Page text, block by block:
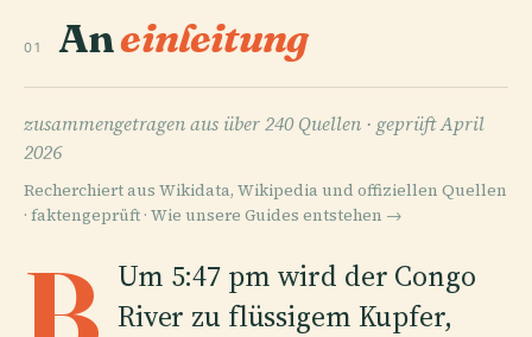
01 Aneinleitung
zusammengetragen aus über 240 Quellen · geprüft April
2026
Recherchiert aus Wikidata, Wikipedia und offiziellen Quellen
· faktengeprüft · Wie unsere Guides entstehen →
Um 5:47 pm wird der Congo
River zu flüssigem Kupfer,